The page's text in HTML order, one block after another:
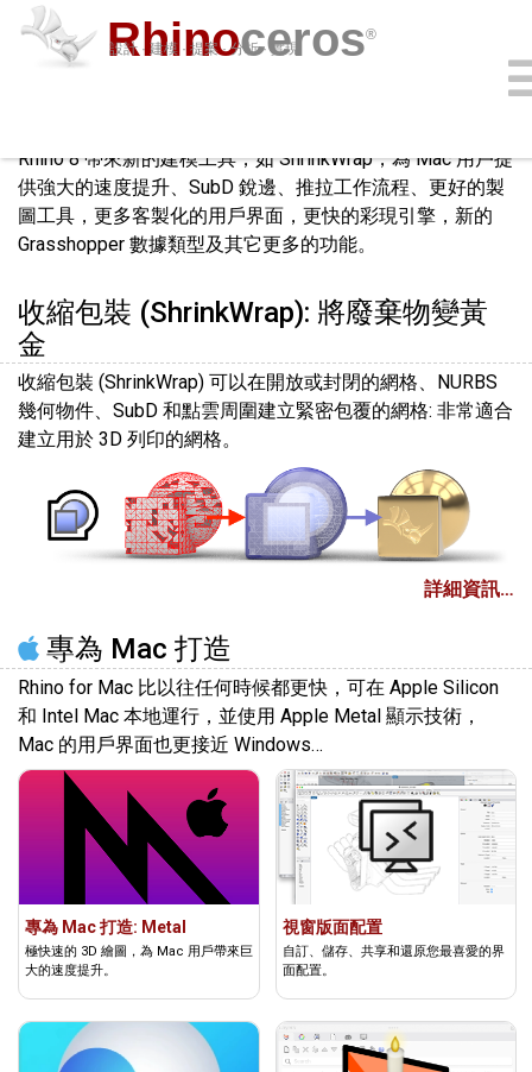
Rhinoceros®
設計 · 建模 · 提案 · 分析 · 實現
購買
下載
學習
功能
支援
外掛程式
登入
Rhino 8 帶來新的建模工具，如 ShrinkWrap，為 Mac 用戶提
供強大的速度提升、SubD 銳邊、推拉工作流程、更好的製
圖工具，更多客製化的用戶界面，更快的彩現引擎，新的
Grasshopper 數據類型及其它更多的功能。
收縮包裝 (ShrinkWrap): 將廢棄物變黃
金
收縮包裝 (ShrinkWrap) 可以在開放或封閉的網格、NURBS
幾何物件、SubD 和點雲周圍建立緊密包覆的網格: 非常適合
建立用於 3D 列印的網格。
詳細資訊…
專為 Mac 打造
Rhino for Mac 比以往任何時候都更快，可在 Apple Silicon
和 Intel Mac 本地運行，並使用 Apple Metal 顯示技術，
Mac 的用戶界面也更接近 Windows…
專為 Mac 打造: Metal
極快速的 3D 繪圖，為 Mac 用戶帶來巨
大的速度提升。
視窗版面配置
自訂、儲存、共享和還原您最喜愛的界
面配置。